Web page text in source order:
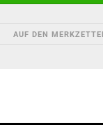
AUF DEN